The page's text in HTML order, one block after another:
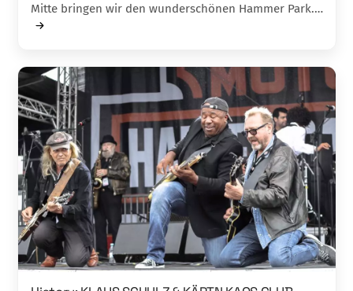
Mitte bringen wir den wunderschönen Hammer Park.…